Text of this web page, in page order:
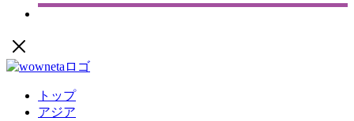
トップ
アジア